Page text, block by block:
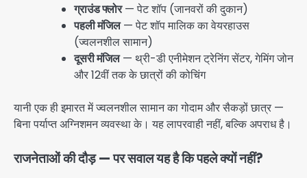
ग्राउंड फ्लोर— पेट शॉप (जानवरों की दुकान)
पहली मंजिल— पेट शॉप मालिक का वेयरहाउस
(ज्वलनशील सामान)
दूसरी मंजिल— थ्री-डी एनीमेशन ट्रेनिंग सेंटर, गेमिंग जोन
और 12वीं तक के छात्रों की कोचिंग
यानी एक ही इमारत में ज्वलनशील सामान का गोदाम और सैकड़ों छात्र —
बिना पर्याप्त अग्निशमन व्यवस्था के। यह लापरवाही नहीं, बल्कि अपराध है।
राजनेताओं की दौड़ — पर सवाल यह है कि पहले क्यों नहीं?